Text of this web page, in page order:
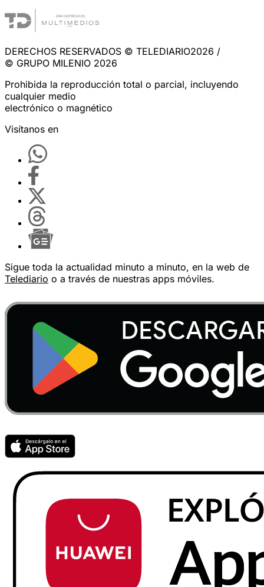
DERECHOS RESERVADOS © TELEDIARIO2026 /
© GRUPO MILENIO 2026
Prohibida la reproducción total o parcial, incluyendo
cualquier medio
electrónico o magnético
Visítanos en
Sigue toda la actualidad minuto a minuto, en la web de
Telediario o a través de nuestras apps móviles.